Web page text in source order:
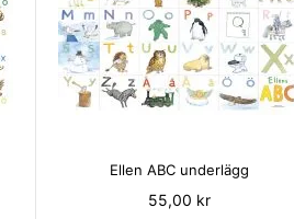

Ellen ABC underlägg
Pris
55,00 kr